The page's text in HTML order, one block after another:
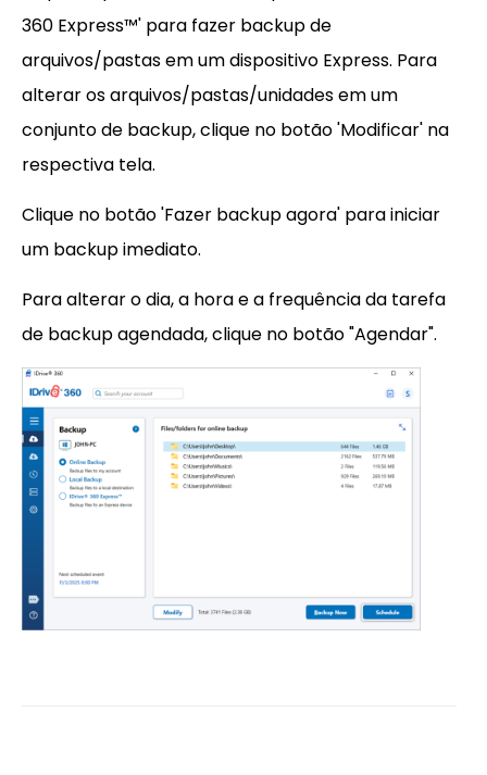
360 Express™' para fazer backup de
arquivos/pastas em um dispositivo Express. Para
alterar os arquivos/pastas/unidades em um
conjunto de backup, clique no botão 'Modificar' na
respectiva tela.
Clique no botão 'Fazer backup agora' para iniciar
um backup imediato.
Para alterar o dia, a hora e a frequência da tarefa
de backup agendada, clique no botão "Agendar".